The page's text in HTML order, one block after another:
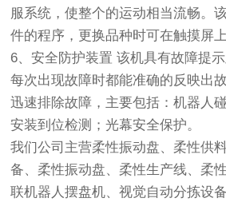
服系统，使整个的运动相当流畅。
件的程序，更换品种时可在触摸屏
6、安全防护装置 该机具有故障提
每次出现故障时都能准确的反映出
迅速排除故障，主要包括：机器人
安装到位检测；光幕安全保护。
我们公司主营柔性振动盘、柔性供
备、 柔性振动盘、柔性生产线、柔
联机器人摆盘机、视觉自动分拣设备